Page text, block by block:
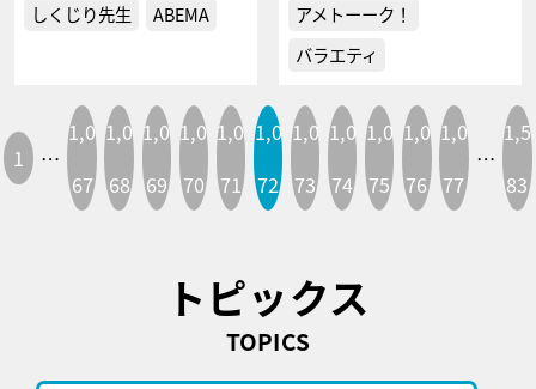
しくじり先生
ABEMA
アメトーーク！
バラエティ
1 …
1,0
67
1,0
68
1,0
69
1,0
70
1,0
71
1,0
72
1,0
73
1,0
74
1,0
75
1,0
76
1,0
77
…
1,5
83
トピックス
TOPICS